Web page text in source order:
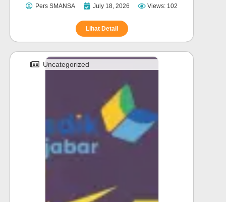
Pers SMANSA July 18, 2026 Views: 102
Lihat Detail
Uncategorized